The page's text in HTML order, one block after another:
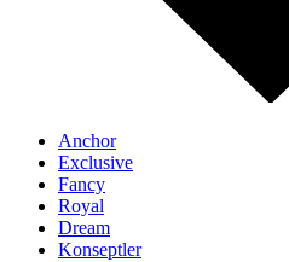
Anchor
Exclusive
Fancy
Royal
Dream
Konseptler